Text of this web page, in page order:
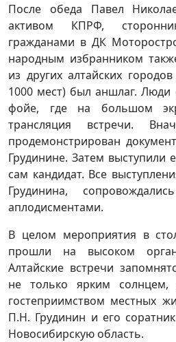
После обеда Павел
активом КПРФ,
гражданами в ДК
народным избранником
из других алтайских
1000 мест) был аншлаг. Люди
фойе, где на большом
трансляция встречи.
продемонстрирован
Грудинине. Затем выступили
сам кандидат. Все
Грудинина,
аплодисментами.
В целом мероприятия в
прошли на высоком
Алтайские встречи
не только ярким
гостеприимством местных
П.Н. Грудинин и его
Новосибирскую область.